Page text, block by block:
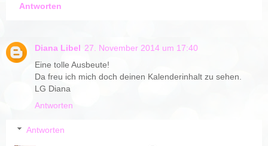
Antworten
Diana Libel 27. November 2014 um 17:40
Eine tolle Ausbeute!
Da freu ich mich doch deinen Kalenderinhalt zu sehen.
LG Diana
Antworten
Antworten